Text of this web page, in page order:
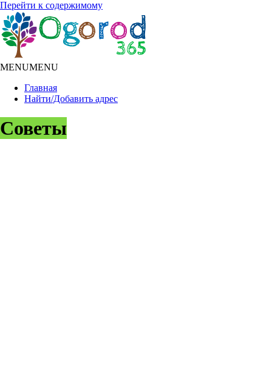
Перейти к содержимому
MENUMENU
Главная
Найти/Добавить адрес
Советы